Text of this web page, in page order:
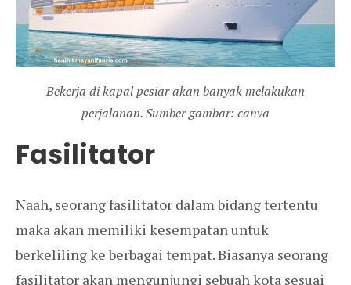
Bekerja di kapal pesiar akan banyak melakukan
perjalanan. Sumber gambar: canva
Fasilitator
Naah, seorang fasilitator dalam bidang tertentu
maka akan memiliki kesempatan untuk
berkeliling ke berbagai tempat. Biasanya seorang
fasilitator akan mengunjungi sebuah kota sesuai